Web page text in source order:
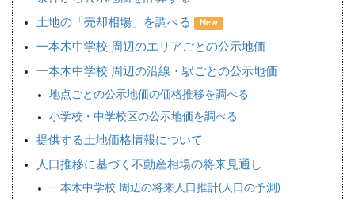
土地の「売却相場」を調べる New
一本木中学校 周辺のエリアごとの公示地価
一本木中学校 周辺の沿線・駅ごとの公示地価
地点ごとの公示地価の価格推移を調べる
小学校・中学校区の公示地価を調べる
提供する土地価格情報について
人口推移に基づく不動産相場の将来見通し
一本木中学校 周辺の将来人口推計(人口の予測)